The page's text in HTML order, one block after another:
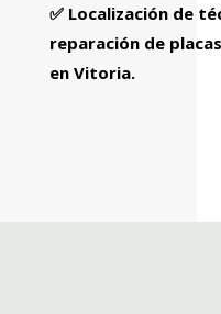
✅ Localización de
reparación de
en Vitoria.